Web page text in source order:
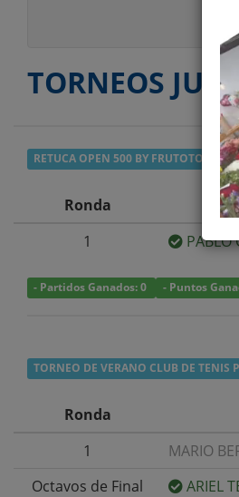
TORNEOS
RETUCA OPEN 500 BY FRUTOTOS -
Ronda
1
PABLO
- Partidos Ganados: 0 - Puntos
TORNEO DE VERANO CLUB DE TENIS
Ronda
1
MARIO
Octavos de Final ARIEL